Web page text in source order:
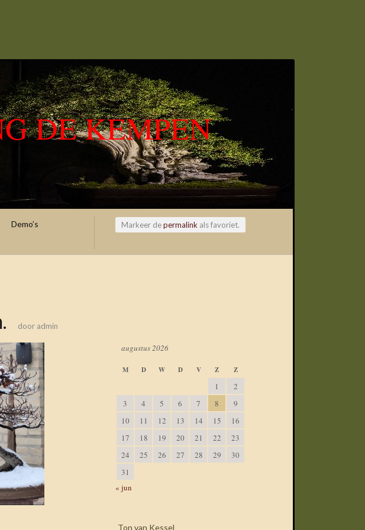
DE KEMPEN
Demo’s
Markeer depermalink als favoriet.
door admin
augustus 2026
M D W D V Z Z
1
2
3
4 5 6 7 8
9
10
11 12 13 14 15
16
17
18 19 20 21 22
23
24
25 26 27 28 29
30
31
« jun
Ton van Kessel